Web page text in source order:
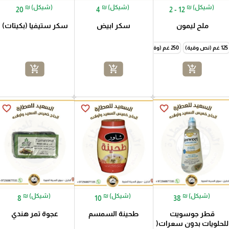
2 - 12 ₪ (شيكل)
ملح ليمون
125 غم (نص وقية) 250 غم (وقية)
add_shopping_cart
4 ₪ (شيكل)
سكر ابيض
add_shopping_cart
20 ₪ (شيكل)
سكر ستيفيا (بكيتات)
add_shopping_cart
favorite_border
38 ₪ (شيكل)
قطر جوسويت
للحلويات بدون سعرات(
favorite_border
10 ₪ (شيكل)
طحينة السمسم
favorite_border
8 ₪ (شيكل)
عجوة تمر هندي